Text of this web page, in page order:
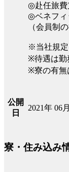
◎赴任旅費
◎ベネフィ
（会員制
※当社規定
※待遇は勤
※寮の有無
公開
日
2021年 06
寮・住み込み